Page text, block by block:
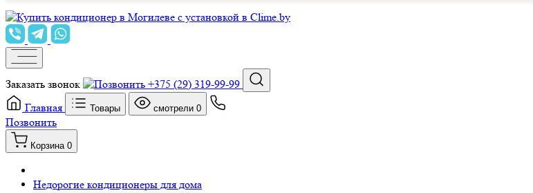
Заказать звонок
+375 (29) 319-99-99
Главная
Товары смотрели 0
Позвонить
Корзина 0
Недорогие кондиционеры для дома